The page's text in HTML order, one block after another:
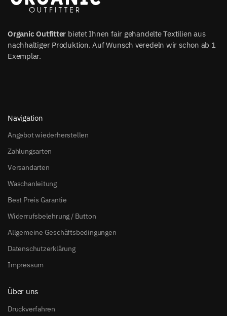
Organic Outfitter bietet Ihnen fair gehandelte Textilien aus
nachhaltiger Produktion. Auf Wunsch veredeln wir schon ab 1
Exemplar.
Navigation
Angebot wiederherstellen
Zahlungsarten
Versandarten
Waschanleitung
Best Preis Garantie
Widerrufsbelehrung / Button
Allgemeine Geschäftsbedingungen
Datenschutzerklärung
Impressum
Über uns
Druckverfahren